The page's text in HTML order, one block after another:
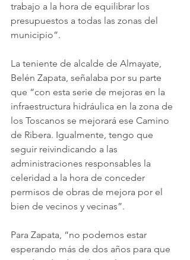
trabajo a la hora de equilibrar los
presupuestos a todas las zonas del
municipio”.
La teniente de alcalde de Almayate,
Belén Zapata, señalaba por su parte
que “con esta serie de mejoras en la
infraestructura hidráulica en la zona de
los Toscanos se mejorará ese Camino
de Ribera. Igualmente, tengo que
seguir reivindicando a las
administraciones responsables la
celeridad a la hora de conceder
permisos de obras de mejora por el
bien de vecinos y vecinas”.
Para Zapata, “no podemos estar
esperando más de dos años para que